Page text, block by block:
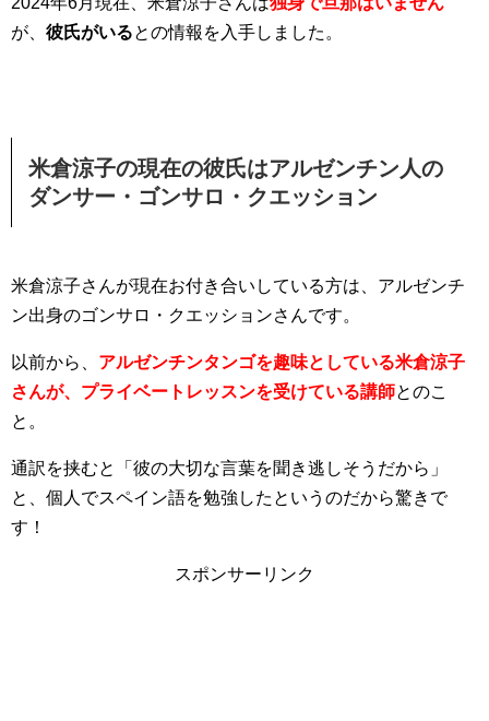
が、 彼氏がいるとの情報を入手しました。
米倉涼子の現在の彼氏はアルゼンチン人の
ダンサー・ゴンサロ・クエッション
米倉涼子さんが現在お付き合いしている方は、アルゼンチ
ン出身のゴンサロ・クエッションさんです。
以前から、 アルゼンチンタンゴを趣味としている米倉涼子
さんが、プライベートレッスンを受けている講師とのこ
と。
通訳を挟むと「彼の大切な言葉を聞き逃しそうだから」
と、個人でスペイン語を勉強したというのだから驚きで
す！
スポンサーリンク